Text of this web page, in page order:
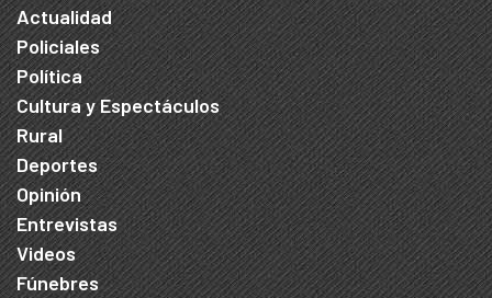
Actualidad
Policiales
Política
Cultura y Espectáculos
Rural
Deportes
Opinión
Entrevistas
Videos
Fúnebres